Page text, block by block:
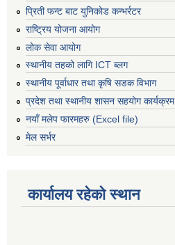
प्रिती फन्ट बाट युनिकोड कन्भर्रटर
राष्ट्रिय योजना आयोग
लोक सेवा आयोग
स्थानीय तहको लागि ICT ब्लग
स्थानीय पूर्वाधार तथा कृषि सडक विभाग
प्रदेश तथा स्थानीय शासन सहयोग कार्यक्रम
नयाँ मलेप फारमहरु (Excel file)
मेल सर्भर
कार्यालय रहेको स्थान